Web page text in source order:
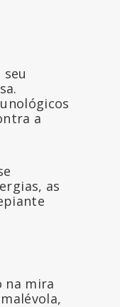
a
as
na mira